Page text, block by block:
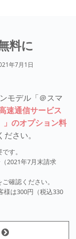
料に
年7月1日
モデル「＠スマ
速通信サービス
」のオプション料
さい。
す。
2021年7月末請求
確認ください。
は300円（税込330